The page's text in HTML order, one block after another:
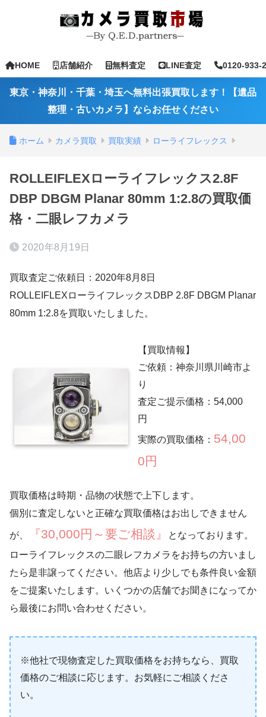
HOME 店舗紹介 無料査定 LINE査定 0120-933-
東京・神奈川・千葉・埼玉へ無料出張買取します！【遺品
整理・古いカメラ】ならお任せください
ホーム カメラ買取 買取実績 ローライフレックス
ROLLEIFLEXローライフレックス2.8F
DBP DBGM Planar 80mm 1:2.8の買取価
格・二眼レフカメラ
2020年8月19日
買取査定ご依頼日：2020年8月8日
ROLLEIFLEXローライフレックスDBP 2.8F DBGM Planar
80mm 1:2.8を買取いたしました。
【買取情報】
ご依頼：神奈川県川崎市よ
り
査定ご提示価格：54,000
円
実際の買取価格： 54,00
0円
買取価格は時期・品物の状態で上下します。
個別に査定しないと正確な買取価格はお出しできません
が、 『30,000円～要ご相談』
となっております。
ローライフレックスの二眼レフカメラをお持ちの方いまし
たら是非譲ってください。他店より少しでも条件良い金額
をご提案いたします。いくつかの店舗でお聞きになってか
ら最後にお問い合わせください。
※他社で現物査定した買取価格をお持ちなら、買取
価格のご相談に応じます。お気軽にご相談くださ
い。